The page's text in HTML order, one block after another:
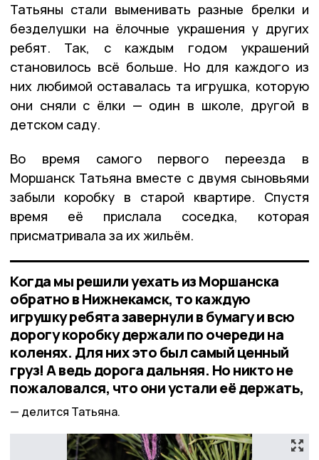
Татьяны стали выменивать разные брелки и
безделушки на ёлочные украшения у других
ребят. Так, с каждым годом украшений
становилось всё больше. Но для каждого из
них любимой оставалась та игрушка, которую
они сняли с ёлки — один в школе, другой в
детском саду.
Во время самого первого переезда в
Моршанск Татьяна вместе с двумя сыновьями
забыли коробку в старой квартире. Спустя
время её прислала соседка, которая
присматривала за их жильём.
Когда мы решили уехать из Моршанска
обратно в Нижнекамск, то каждую
игрушку ребята завернули в бумагу и всю
дорогу коробку держали по очереди на
коленях. Для них это был самый ценный
груз! А ведь дорога дальняя. Но никто не
пожаловался, что они устали её держать,
делится Татьяна.